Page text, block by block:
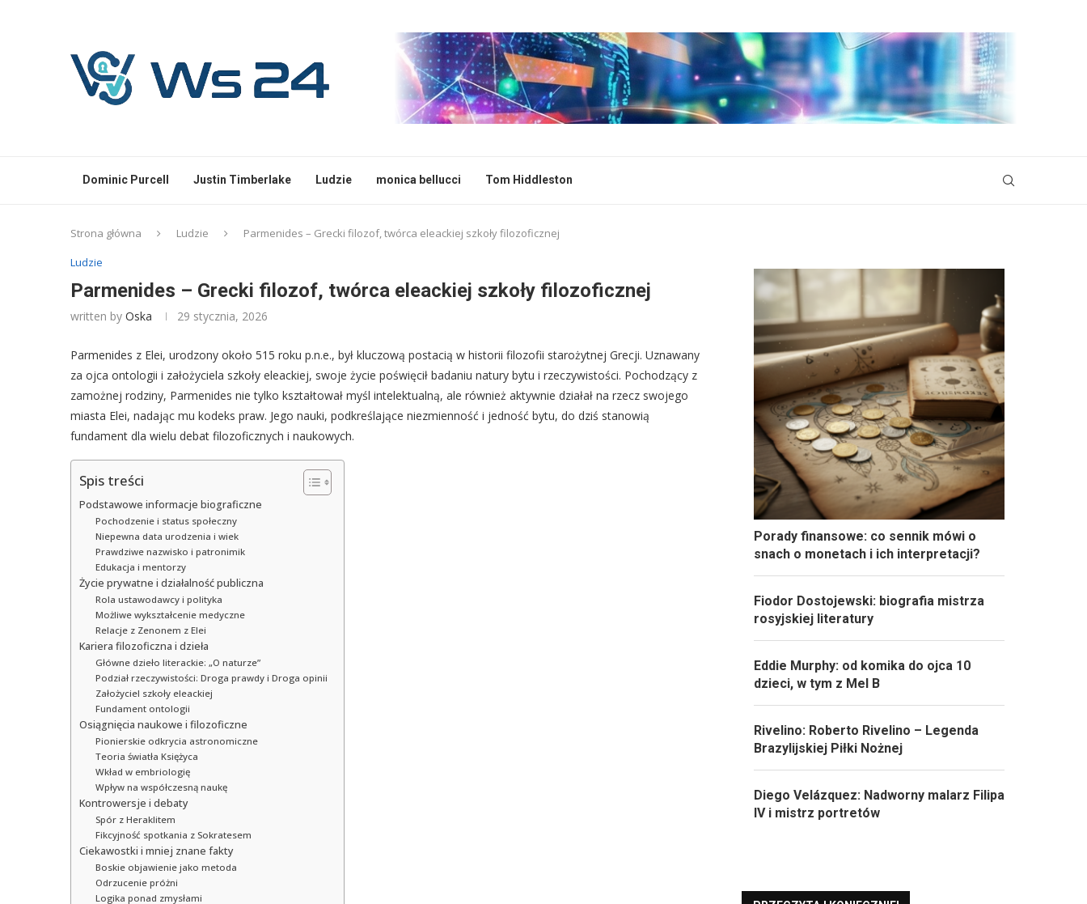
Dominic Purcell Justin Timberlake Ludzie monica bellucci Tom Hiddleston
Strona główna Ludzie
Parmenides – Grecki filozof, twórca eleackiej szkoły filozoficznej
Ludzie
Parmenides – Grecki filozof, twórca eleackiej szkoły filozoficznej
written by Oska 29 stycznia, 2026
Parmenides z Elei, urodzony około 515 roku p.n.e., był kluczową postacią w historii filozofii starożytnej Grecji. Uznawany
za ojca ontologii i założyciela szkoły eleackiej, swoje życie poświęcił badaniu natury bytu i rzeczywistości. Pochodzący z
zamożnej rodziny, Parmenides nie tylko kształtował myśl intelektualną, ale również aktywnie działał na rzecz swojego
miasta Elei, nadając mu kodeks praw. Jego nauki, podkreślające niezmienność i jedność bytu, do dziś stanowią
fundament dla wielu debat filozoficznych i naukowych.
Spis treści
Podstawowe informacje biograficzne
Pochodzenie i status społeczny
Niepewna data urodzenia i wiek
Prawdziwe nazwisko i patronimik
Edukacja i mentorzy
Życie prywatne i działalność publiczna
Rola ustawodawcy i polityka
Możliwe wykształcenie medyczne
Relacje z Zenonem z Elei
Kariera filozoficzna i dzieła
Główne dzieło literackie: „O naturze”
Podział rzeczywistości: Droga prawdy i Droga opinii
Założyciel szkoły eleackiej
Fundament ontologii
Osiągnięcia naukowe i filozoficzne
Pionierskie odkrycia astronomiczne
Teoria światła Księżyca
Wkład w embriologię
Wpływ na współczesną naukę
Kontrowersje i debaty
Spór z Heraklitem
Fikcyjność spotkania z Sokratesem
Ciekawostki i mniej znane fakty
Boskie objawienie jako metoda
Odrzucenie próżni
Logika ponad zmysłami
Porady finansowe: co sennik mówi o
snach o monetach i ich interpretacji?
Fiodor Dostojewski: biografia mistrza
rosyjskiej literatury
Eddie Murphy: od komika do ojca 10
dzieci, w tym z Mel B
Rivelino: Roberto Rivelino – Legenda
Brazylijskiej Piłki Nożnej
Diego Velázquez: Nadworny malarz Filipa
IV i mistrz portretów